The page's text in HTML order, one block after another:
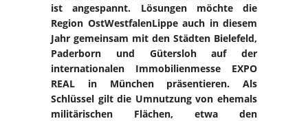
ist angespannt. Lösungen möchte die
Region OstWestfalenLippe auch in diesem
Jahr gemeinsam mit den Städten Bielefeld,
Paderborn und Gütersloh auf der
internationalen Immobilienmesse EXPO
REAL in München präsentieren. Als
Schlüssel gilt die Umnutzung von ehemals
militärischen Flächen, etwa den